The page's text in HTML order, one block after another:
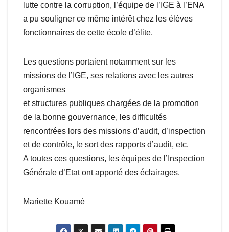
lutte contre la corruption, l’équipe de l’IGE à l’ENA
a pu souligner ce même intérêt chez les élèves
fonctionnaires de cette école d’élite.
Les questions portaient notamment sur les
missions de l’IGE, ses relations avec les autres
organismes
et structures publiques chargées de la promotion
de la bonne gouvernance, les difficultés
rencontrées lors des missions d’audit, d’inspection
et de contrôle, le sort des rapports d’audit, etc.
A toutes ces questions, les équipes de l’Inspection
Générale d’Etat ont apporté des éclairages.
Mariette Kouamé